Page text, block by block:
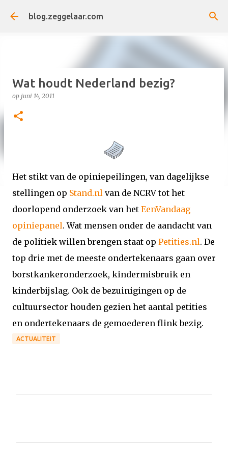
Doorgaan naar hoofdcontent
blog.zeggelaar.com
Wat houdt Nederland bezig?
op juni 14, 2011
Het stikt van de opiniepeilingen, van dagelijkse
stellingen op Stand.nl van de NCRV tot het
doorlopend onderzoek van het EenVandaag
opiniepanel. Wat mensen onder de aandacht van
de politiek willen brengen staat op Petities.nl. De
top drie met de meeste ondertekenaars gaan over
borstkankeronderzoek, kindermisbruik en
kinderbijslag. Ook de bezuinigingen op de
cultuursector houden gezien het aantal petities
en ondertekenaars de gemoederen flink bezig.
ACTUALITEIT